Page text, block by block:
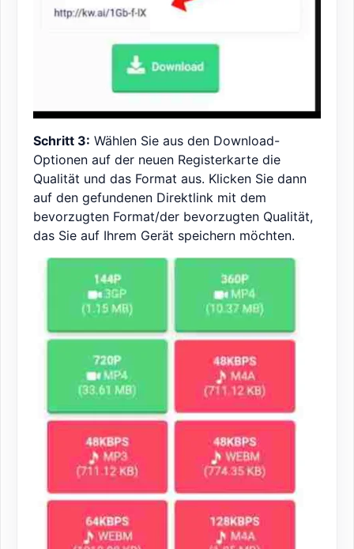
Schritt 3: Wählen Sie aus den Download-
Optionen auf der neuen Registerkarte die
Qualität und das Format aus. Klicken Sie dann
auf den gefundenen Direktlink mit dem
bevorzugten Format/der bevorzugten Qualität,
das Sie auf Ihrem Gerät speichern möchten.